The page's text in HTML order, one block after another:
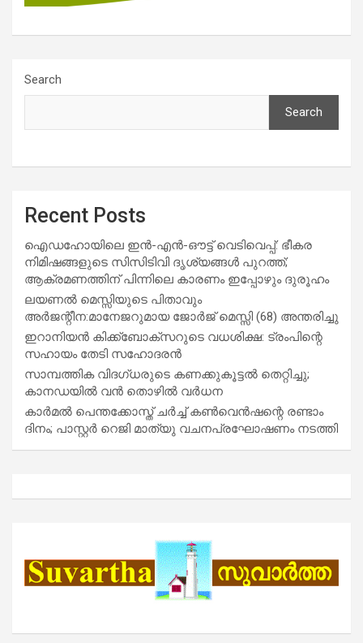
Search
Search
Recent Posts
ഐഡഹോയിലെ ഇൻ-എൻ-ഔട്ട് വെടിവെപ്പ്: ഭീകര
നിമിഷങ്ങളുടെ സിസിടിവി ദൃശ്യങ്ങൾ പുറത്ത്;
ആക്രമണത്തിന് പിന്നിലെ കാരണം ഇപ്പോഴും ദുരൂഹം
ലയണൽ മെസ്സിയുടെ പിതാവും
അർജന്റീന:മാനേജറുമായ ജോർജ് മെസ്സി (68) അന്തരിച്ചു
ഇറാനിയൻ കിക്ക്ബോക്സറുടെ വധശിക്ഷ: ട്രംപിന്റെ
സഹായം തേടി സഹോദരൻ
സാമ്പത്തിക വിദഗ്ധരുടെ കണക്കുകൂട്ടൽ തെറ്റിച്ചു;
കാനഡയിൽ വൻ തൊഴിൽ വർധന
കാർമൽ പെന്തക്കോസ്ത് ചർച്ച് കൺവെൻഷന്റെ രണ്ടാം
ദിനം; പാസ്റ്റർ റെജി മാത്യു വചനപ്രഘോഷണം നടത്തി